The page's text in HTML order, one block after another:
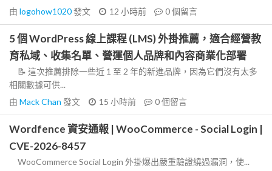
由 logohow1020發文 12 小時前 0個留言
5 個 WordPress 線上課程 (LMS) 外掛推薦，適合經營教
育私域、收集名單、營運個人品牌和內容商業化部署
📝 這次推薦排除一些近 1 至 2 年的新進品牌，因為它們沒有太多
相關數據可供...
由 Mack Chan 發文 15 小時前 0個留言
Wordfence 資安通報 | WooCommerce - Social Login |
CVE-2026-8457
WooCommerce Social Login 外掛爆出嚴重驗證繞過漏洞，使...